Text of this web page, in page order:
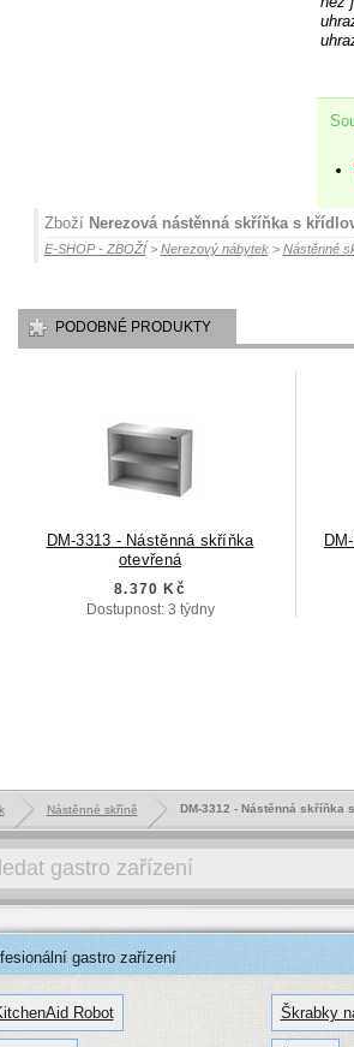
Zboží Nerezová nástěnná skříňka s
E-SHOP - ZBOŽÍ> Nerezový nábytek> Nástěnné
PODOBNÉ PRODUKTY
DM-3313 - Nástěnná skříňka
otevřená
8.370 Kč
Dostupnost: 3 týdny
Nástěnné skříně DM-3312 - Nástěnná skříňka
gastro zařízení
Robot Škrabky